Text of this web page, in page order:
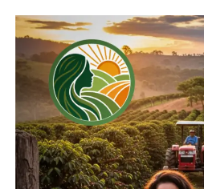
hidrológicos, com a entrada
meteorológicas, como a
na base do Pico Marumbi,
A inteligência artificial será
compilar dados
agilidade nas consultas. “A
organizados de forma
como cálculos de histórico